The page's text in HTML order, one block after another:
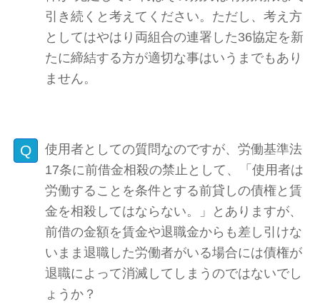
引き続くと考えてください。ただし、考え方
としてはやはり両組合の連署した36協定を新
たに締結する方が適切な事はいうまでもあり
ません。
使用者としての質問なのですが、労働基準法
17条に前借金相殺の禁止として、「使用者は
労働することを条件とする前貸しの債権と賃
金を相殺してはならない。」とありますが、
前借の金額を賃金や退職金からも差し引けな
いまま退職した労働者がいる場合には債権が
退職によって消滅してしまうのではないでし
ょうか？